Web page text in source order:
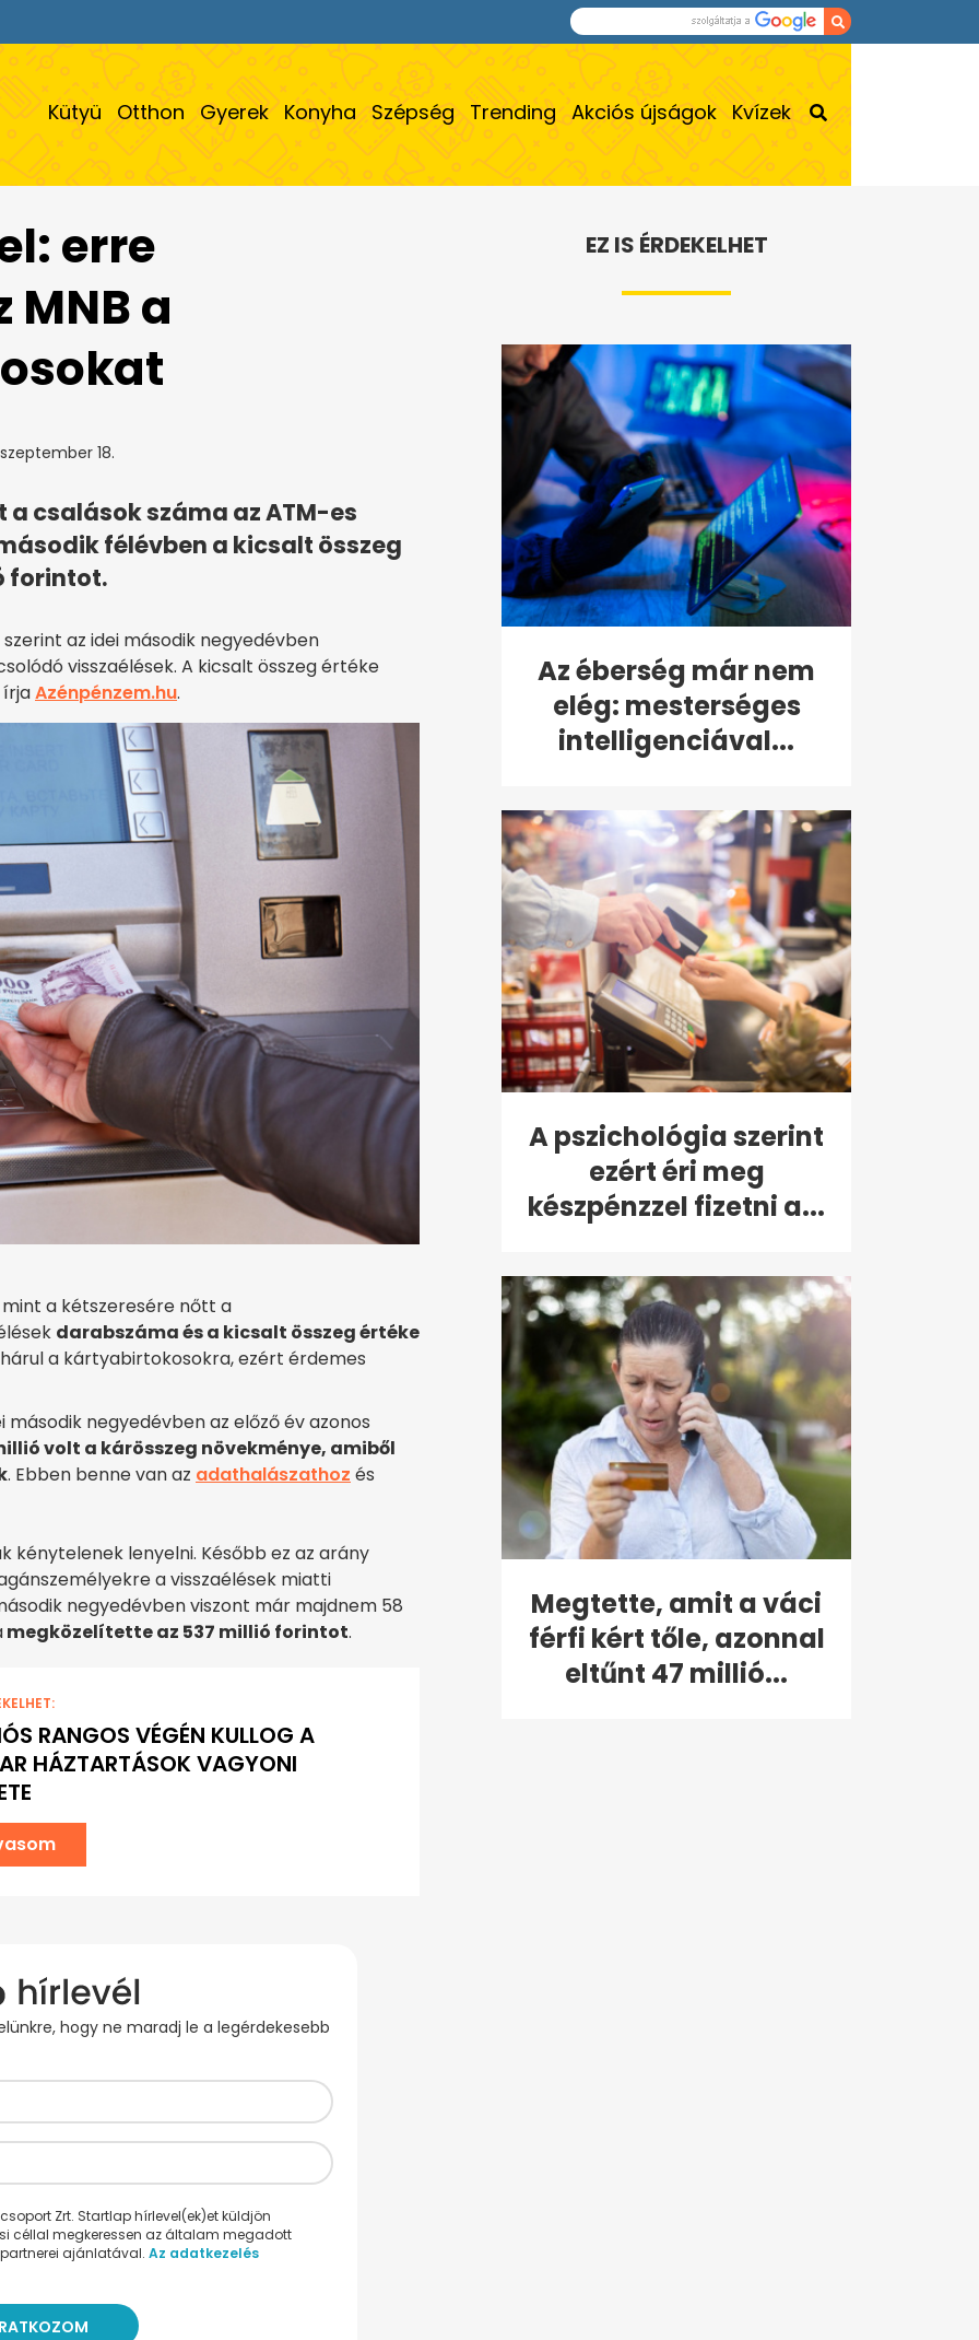
Kütyü Otthon Gyerek Konyha Szépség Trending Akciós újságok Kvízek
erre
a
18.
csalások száma az ATM-es
félévben a kicsalt összeg
forintot.
az idei második negyedévben
visszaélések. A kicsalt összeg értéke
Azénpénzem.hu.
a kétszeresére nőtt a
darabszáma és a kicsalt összeg értéke
a kártyabirtokosokra, ezért érdemes
második negyedévben az előző év azonos
volt a kárösszeg növekménye, amiből
. Ebben benne van az adathalászathoz és
lenyelni. Később ez az arány
a visszaélések miatti
negyedévben viszont már majdnem 58
megközelítette az 537 millió forintot.
RANGOS VÉGÉN KULLOG A
HÁZTARTÁSOK VAGYONI
hogy ne maradj le a legérdekesebb
Zrt. Startlap hírlevel(ek)et küldjön
céllal megkeressen az általam megadott
ajánlatával. Az adatkezelés
EZ IS ÉRDEKELHET
Az éberség már nem
elég: mesterséges
intelligenciával...
A pszichológia szerint
ezért éri meg
készpénzzel fizetni a...
Megtette, amit a váci
férfi kért tőle, azonnal
eltűnt 47 millió...